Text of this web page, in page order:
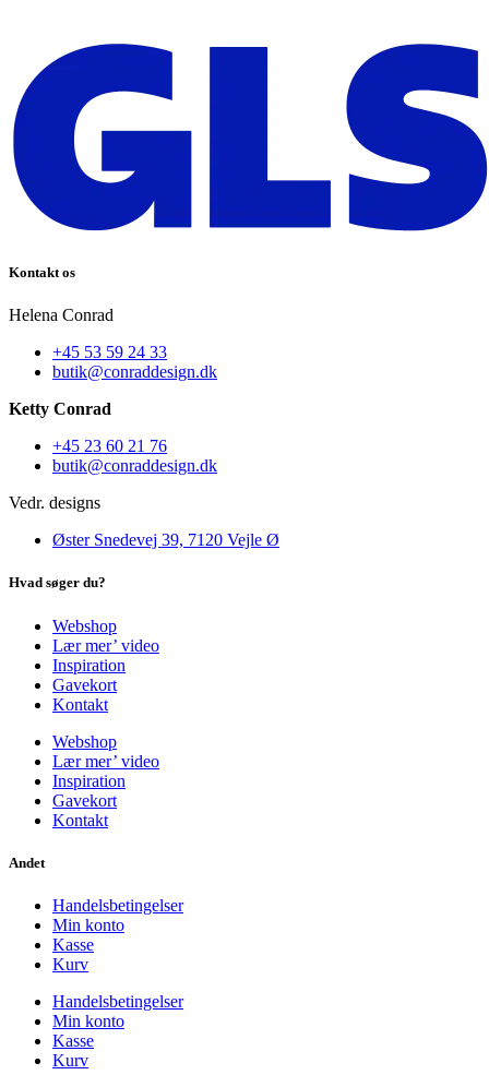
Kontakt os
Helena Conrad
+45 53 59 24 33
butik@conraddesign.dk
Ketty Conrad
+45 23 60 21 76
butik@conraddesign.dk
Vedr. designs
Øster Snedevej 39, 7120 Vejle Ø
Hvad søger du?
Webshop
Lær mer’ video
Inspiration
Gavekort
Kontakt
Webshop
Lær mer’ video
Inspiration
Gavekort
Kontakt
Andet
Handelsbetingelser
Min konto
Kasse
Kurv
Handelsbetingelser
Min konto
Kasse
Kurv